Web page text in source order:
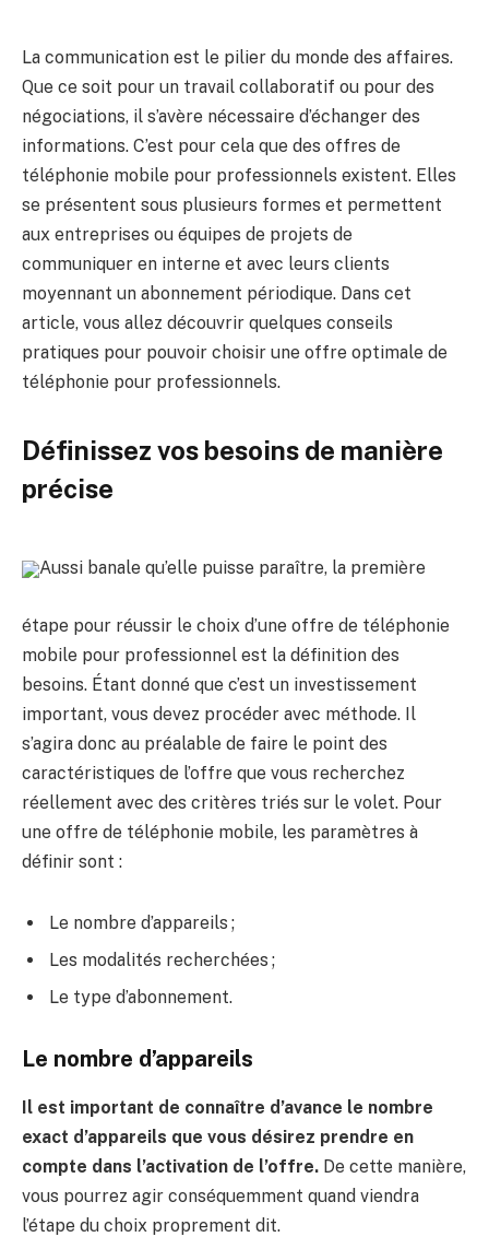
La communication est le pilier du monde des affaires.
Que ce soit pour un travail collaboratif ou pour des
négociations, il s’avère nécessaire d’échanger des
informations. C’est pour cela que des offres de
téléphonie mobile pour professionnels existent. Elles
se présentent sous plusieurs formes et permettent
aux entreprises ou équipes de projets de
communiquer en interne et avec leurs clients
moyennant un abonnement périodique. Dans cet
article, vous allez découvrir quelques conseils
pratiques pour pouvoir choisir une offre optimale de
téléphonie pour professionnels.
Définissez vos besoins de manière
précise
Aussi banale qu’elle puisse paraître, la première
étape pour réussir le choix d’une offre de téléphonie
mobile pour professionnel est la définition des
besoins. Étant donné que c’est un investissement
important, vous devez procéder avec méthode. Il
s’agira donc au préalable de faire le point des
caractéristiques de l’offre que vous recherchez
réellement avec des critères triés sur le volet. Pour
une offre de téléphonie mobile, les paramètres à
définir sont :
Le nombre d’appareils ;
Les modalités recherchées ;
Le type d’abonnement.
Le nombre d’appareils
Il est important de connaître d’avance le nombre
exact d’appareils que vous désirez prendre en
compte dans l’activation de l’offre. De cette manière,
vous pourrez agir conséquemment quand viendra
l’étape du choix proprement dit.